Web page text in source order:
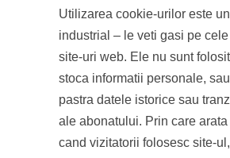
Utilizarea cookie-urilor este
industrial – le veti gasi pe
site-uri web. Ele nu sunt
stoca informatii personale,
pastra datele istorice sau
ale abonatului. Prin care arata
cand vizitatorii folosesc site-